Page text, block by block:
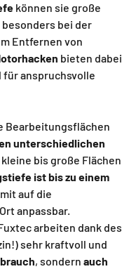
können sie große
bei der
Entfernen von
bieten dabei
für anspruchsvolle
Bearbeitungsflächen
unterschiedlichen
bis große Flächen
ist bis zu einem
auf die
anpassbar.
arbeiten dank des
sehr kraftvoll und
, sondern auch